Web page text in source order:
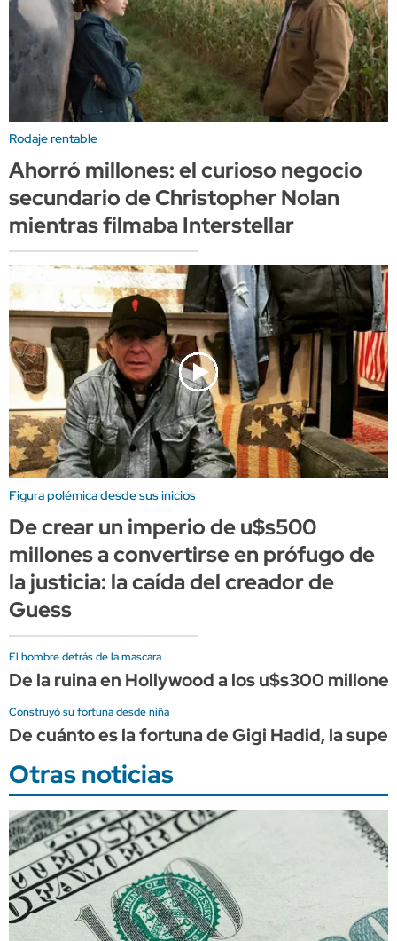
Rodaje rentable
Ahorró millones: el curioso negocio
secundario de Christopher Nolan
mientras filmaba Interstellar
Figura polémica desde sus inicios
De crear un imperio de u$s500
millones a convertirse en prófugo de
la justicia: la caída del creador de
Guess
El hombre detrás de la mascara
De la ruina en Hollywood a los u$s300
Construyó su fortuna desde niña
De cuánto es la fortuna de Gigi Hadid, la
Otras noticias